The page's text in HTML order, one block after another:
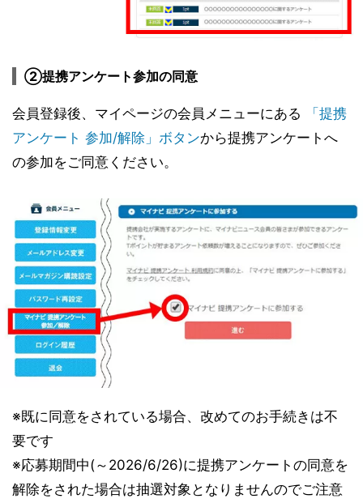
②提携アンケート参加の同意
会員登録後、マイページの会員メニューにある
「提携
アンケート 参加/解除」ボタンから提携アンケートへ
の参加をご同意ください。
※既に同意をされている場合、改めてのお手続きは不
要です
※応募期間中(～2026/6/26)に提携アンケートの同意を
解除をされた場合は抽選対象となりませんのでご注意